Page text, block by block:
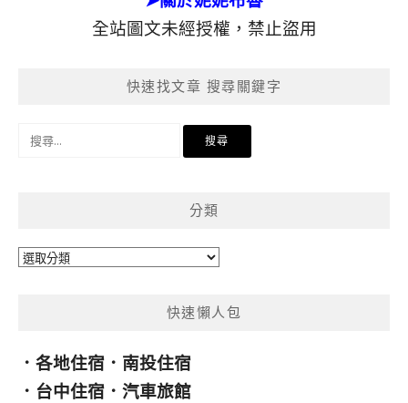
全站圖文未經授權，禁止盜用
快速找文章 搜尋關鍵字
分類
分
快速懶人包
． 各地住宿 ． 南投住宿
． 台中住宿 ． 汽車旅館